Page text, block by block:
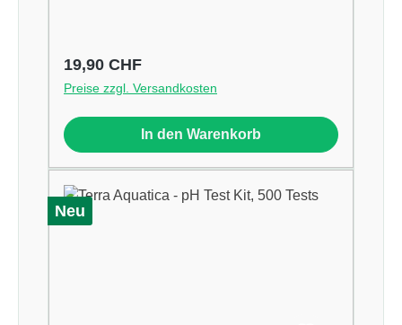
Regulärer Preis:
19,90 CHF
Preise zzgl. Versandkosten
In den Warenkorb
Neu